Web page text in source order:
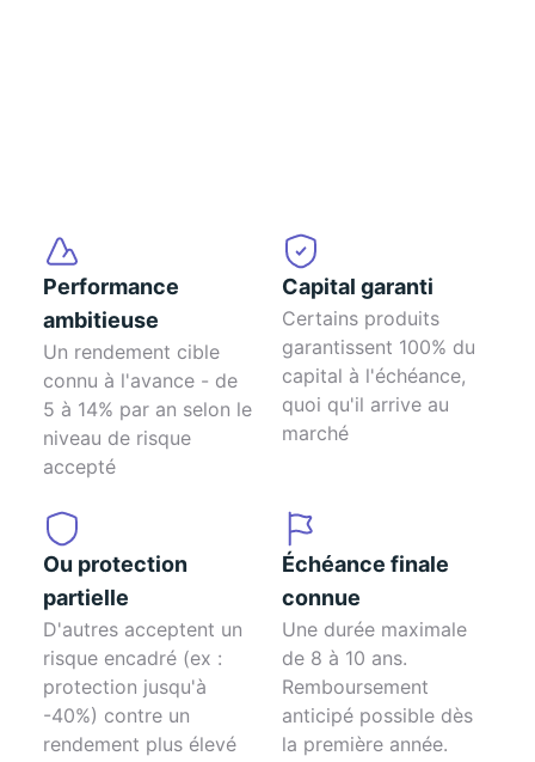
Performance
ambitieuse
Un rendement cible
connu à l'avance - de
5 à 14% par an selon le
niveau de risque
accepté
Capital garanti
Certains produits
garantissent 100% du
capital à l'échéance,
quoi qu'il arrive au
marché
Ou protection
partielle
D'autres acceptent un
risque encadré (ex :
protection jusqu'à
-40%) contre un
rendement plus élevé
Échéance finale
connue
Une durée maximale
de 8 à 10 ans.
Remboursement
anticipé possible dès
la première année.